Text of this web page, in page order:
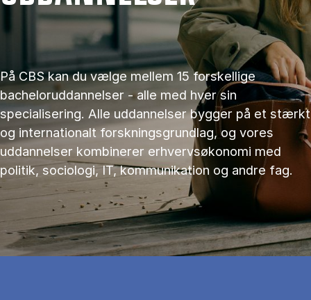
På CBS kan du vælge mellem 15 forskellige
bacheloruddannelser - alle med hver sin
specialisering. Alle uddannelser bygger på et stærkt
og internationalt forskningsgrundlag, og vores
uddannelser kombinerer erhvervsøkonomi med
politik, sociologi, IT, kommunikation og andre fag.